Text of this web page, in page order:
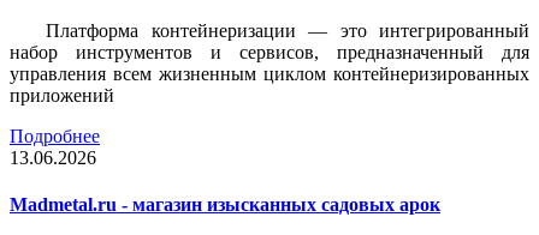
Платформа контейнеризации — это интегрированный
набор инструментов и сервисов, предназначенный для
управления всем жизненным циклом контейнеризированных
приложений
Подробнее
13.06.2026
Madmetal.ru - магазин изысканных садовых арок